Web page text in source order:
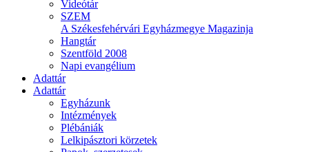
Videótár
SZEM
A Székesfehérvári Egyházmegye Magazinja
Hangtár
Szentföld 2008
Napi evangélium
Adattár
Adattár
Egyházunk
Intézmények
Plébániák
Lelkipásztori körzetek